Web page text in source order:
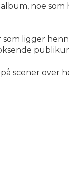
noe som
ligger
scener over